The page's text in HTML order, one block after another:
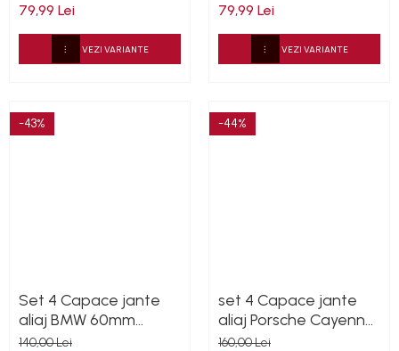
79,99 Lei
VEZI VARIANTE
79,99 Lei
VEZI VARIANTE
-43%
Set 4 Capace jante
aliaj BMW 60mm
albastru
140,00 Lei
-44%
set 4 Capace jante
aliaj Porsche Cayenne
76mm 7L5601149
160,00 Lei